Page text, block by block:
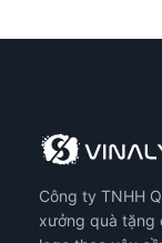
Công ty TNHH
xưởng quà tặng